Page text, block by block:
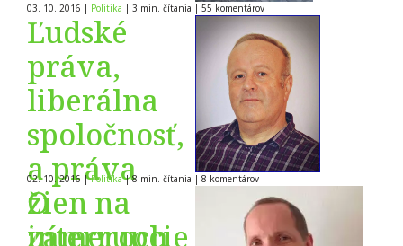
03. 10. 2016 | Politika | 3 min. čítania | 55 komentárov
Ľudské
práva,
liberálna
spoločnosť,
a práva
žien na
interrupcie
02. 10. 2016 | Politika |8 min. čítania | 8 komentárov
O
zámeroch